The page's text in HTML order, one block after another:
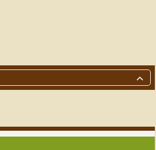
